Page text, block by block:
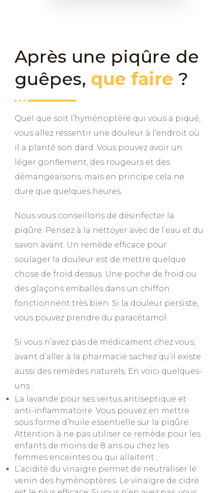
Après une piqûre de
guêpes, que faire ?
Quel que soit l’hyménoptère qui vous a piqué,
vous allez ressentir une douleur à l’endroit où
il a planté son dard. Vous pouvez avoir un
léger gonflement, des rougeurs et des
démangeaisons, mais en principe cela ne
dure que quelques heures.
Nous vous conseillons de désinfecter la
piqûre. Pensez à la nettoyer avec de l’eau et du
savon avant. Un remède efficace pour
soulager la douleur est de mettre quelque
chose de froid dessus. Une poche de froid ou
des glaçons emballés dans un chiffon
fonctionnent très bien. Si la douleur persiste,
vous pouvez prendre du paracétamol.
Si vous n’avez pas de médicament chez vous,
avant d’aller à la pharmacie sachez qu’il existe
aussi des remèdes naturels. En voici quelques-
uns :
La lavande pour ses vertus antiseptique et
anti-inflammatoire. Vous pouvez en mettre
sous forme d’huile essentielle sur la piqûre.
Attention à ne pas utiliser ce remède pour les
enfants de moins de 8 ans ou chez les
femmes enceintes ou qui allaitent ;
L’acidité du vinaigre permet de neutraliser le
venin des hyménoptères. Le vinaigre de cidre